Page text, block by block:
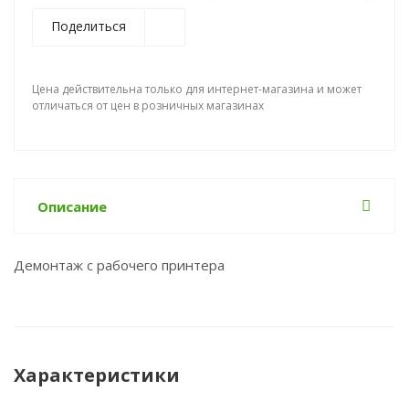
Поделиться
Цена действительна только для интернет-магазина и может
отличаться от цен в розничных магазинах
Описание
Демонтаж с рабочего принтера
Характеристики